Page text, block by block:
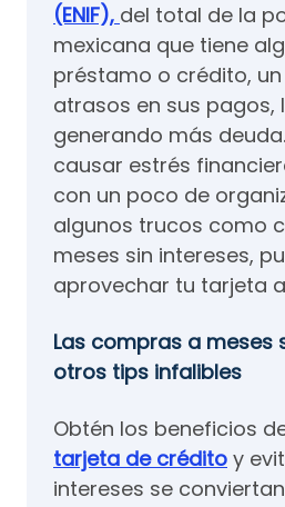
(ENIF), del total de la
mexicana que tiene
préstamo o crédito, un
atrasos en sus pagos,
generando más
causar estrés
con un poco de
algunos trucos como
meses sin intereses,
aprovechar tu tarjeta
Las compras a meses
otros tips infalibles
Obtén los beneficios
tarjeta de crédito y
intereses se